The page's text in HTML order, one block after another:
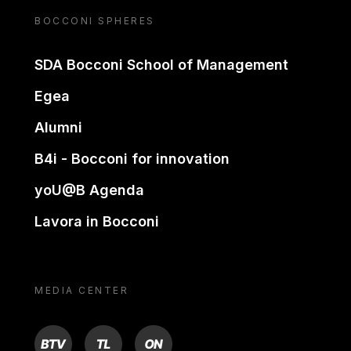
BOCCONI SPHERES
SDA Bocconi School of Management
Egea
Alumni
B4i - Bocconi for innovation
yoU@B Agenda
Lavora in Bocconi
MEDIA CENTER
BTV TL ON